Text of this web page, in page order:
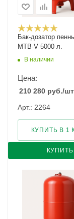
Бак-дозатор
MTB-V 5000 л.
В наличии
Цена:
210 280 руб./шт
Арт.: 2264
КУПИТЬ
КУПИТЬ В 1